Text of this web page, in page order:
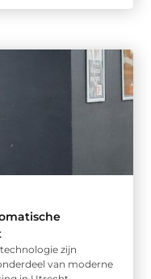
zijn
van moderne